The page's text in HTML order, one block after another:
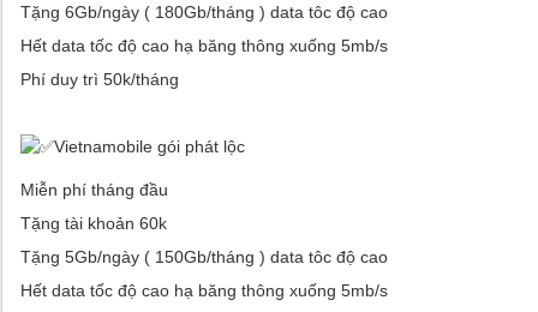
Tặng 6Gb/ngày ( 180Gb/tháng ) data tôc độ cao
Hết data tốc độ cao hạ băng thông xuống 5mb/s
Phí duy trì 50k/tháng
Vietnamobile gói phát lộc
Miễn phí tháng đầu
Tặng tài khoản 60k
Tặng 5Gb/ngày ( 150Gb/tháng ) data tôc độ cao
Hết data tốc độ cao hạ băng thông xuống 5mb/s